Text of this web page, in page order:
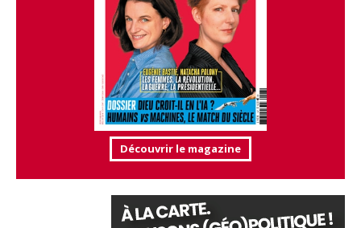
Découvrir le magazine